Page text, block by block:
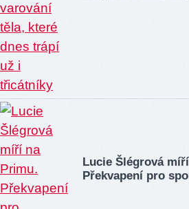
Lucie Šlégrová
Překvapení pro